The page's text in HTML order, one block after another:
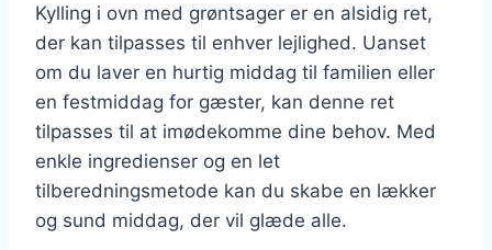
Kylling i ovn med grøntsager er en alsidig ret,
der kan tilpasses til enhver lejlighed. Uanset
om du laver en hurtig middag til familien eller
en festmiddag for gæster, kan denne ret
tilpasses til at imødekomme dine behov. Med
enkle ingredienser og en let
tilberedningsmetode kan du skabe en lækker
og sund middag, der vil glæde alle.